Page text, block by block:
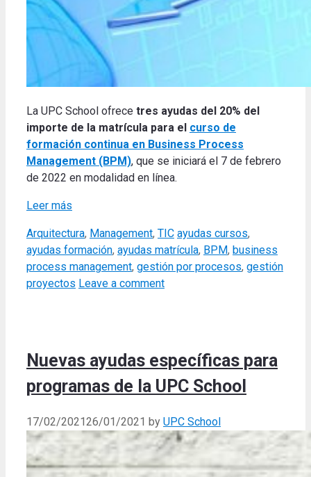
La UPC School ofrece tres ayudas del 20% del
importe de la matrícula para el curso de
formación continua en Business Process
Management (BPM), que se iniciará el 7 de febrero
de 2022 en modalidad en línea.
Leer más
Categories
Arquitectura, Management, TIC Tags
ayudas cursos,
ayudas formación, ayudas matrícula, BPM, business
process management, gestión por procesos, gestión
proyectos Leave a comment
Nuevas ayudas específicas para
programas de la UPC School
17/02/202126/01/2021 by UPC School